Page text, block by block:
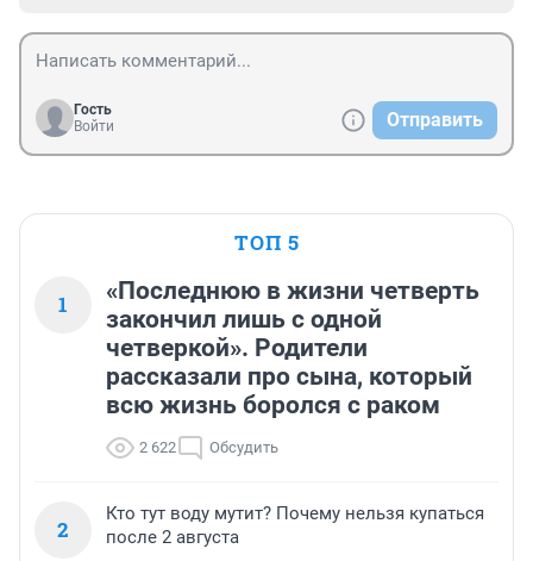
Гость
Войти
Отправить
ТОП 5
1
«Последнюю в жизни четверть
закончил лишь с одной
четверкой». Родители
рассказали про сына, который
всю жизнь боролся с раком
2 622 Обсудить
2
Кто тут воду мутит? Почему нельзя купаться
после 2 августа